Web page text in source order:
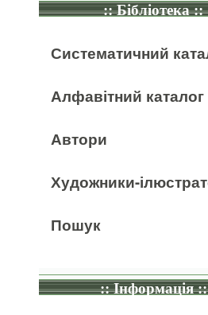
:: Бібліотека ::
Систематичний
Алфавітний каталог
Автори
Художники-
Пошук
:: Інформація ::